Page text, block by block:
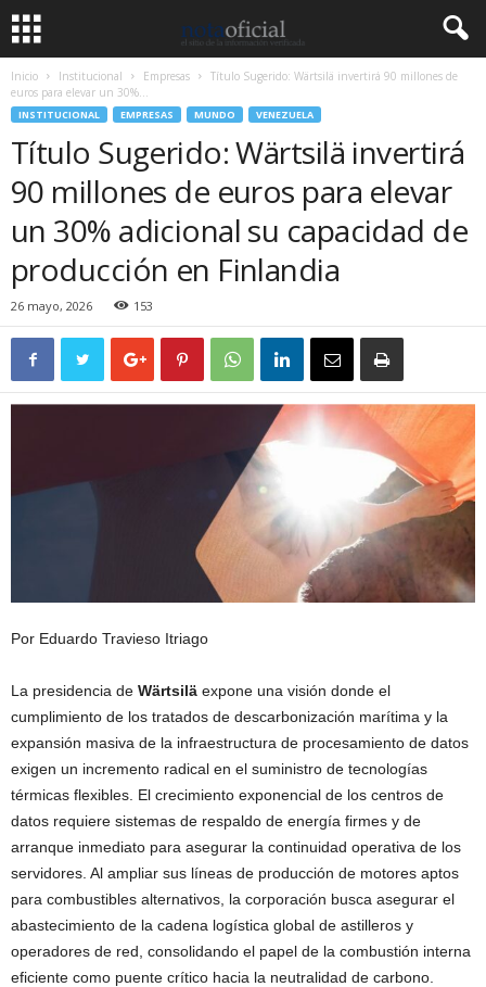
Inicio Institucional Empresas
Título Sugerido: Wärtsilä invertirá 90 millones de
euros para elevar un 30%...
INSTITUCIONAL EMPRESAS MUNDO VENEZUELA
Título Sugerido: Wärtsilä invertirá
90 millones de euros para elevar
un 30% adicional su capacidad de
producción en Finlandia
26 mayo, 2026 153
Por Eduardo Travieso Itriago
La presidencia de Wärtsilä expone una visión donde el
cumplimiento de los tratados de descarbonización marítima y la
expansión masiva de la infraestructura de procesamiento de datos
exigen un incremento radical en el suministro de tecnologías
térmicas flexibles. El crecimiento exponencial de los centros de
datos requiere sistemas de respaldo de energía firmes y de
arranque inmediato para asegurar la continuidad operativa de los
servidores. Al ampliar sus líneas de producción de motores aptos
para combustibles alternativos, la corporación busca asegurar el
abastecimiento de la cadena logística global de astilleros y
operadores de red, consolidando el papel de la combustión interna
eficiente como puente crítico hacia la neutralidad de carbono.